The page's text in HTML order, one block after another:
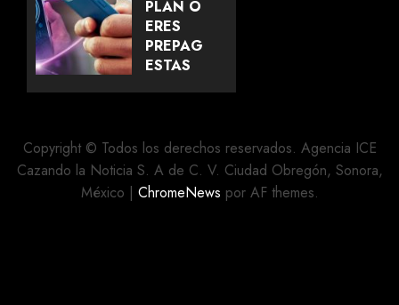
GOOGLE
YA
PERMITE
CAMBIAR
GMAIL
MAYO 27,
2026
PLAN O
ERES
PREPAGO?
ESTAS
QUE
HACER
EL
REGISTRO
Copyright © Todos los derechos reservados. Agencia ICE
Cazando la Noticia S. A de C. V. Ciudad Obregón, Sonora,
México | ChromeNews por AF themes.